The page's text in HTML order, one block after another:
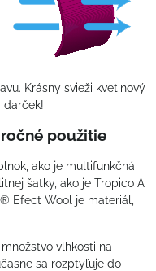
Krásny svieži kvetinový
darček!
použitie
ako je multifunkčná
šatky, ako je Tropico A
Efect Wool je materiál,
vlhkosti na
sa rozptyľuje do